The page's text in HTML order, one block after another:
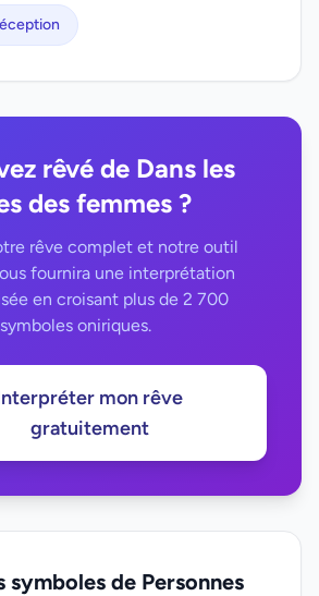
rêvé de Dans les
des femmes ?
rêve complet et notre outil
fournira une interprétation
en croisant plus de 2 700
symboles oniriques.
mon rêve
gratuitement
symboles de Personnes